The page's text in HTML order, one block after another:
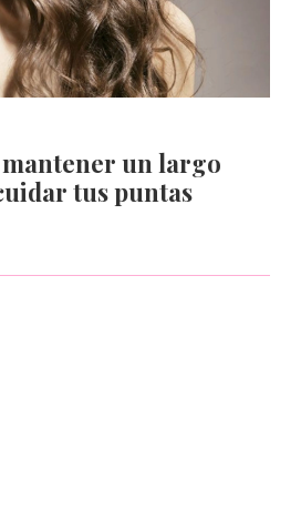
mantener un largo
tus puntas